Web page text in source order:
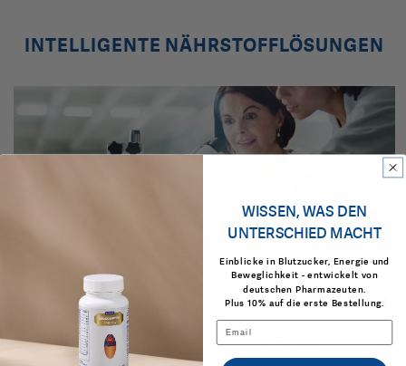
INTELLIGENTE NÄHRSTOFFLÖSUNGEN
Unsere Produkte basieren auf sorgfältig ausgewählten
Naturrohstoffen, kombiniert mit moderner Extraktion
und einer klaren Nährstofflogik.
So wird die Aufnahme von Nährstoffensinnvoll ergänzt
WISSEN, WAS DEN
UNTERSCHIED MACHT
Einblicke in Blutzucker, Energie und
Beweglichkeit - entwickelt von
deutschen Pharmazeuten.
Plus 10% auf die erste Bestellung.
Email